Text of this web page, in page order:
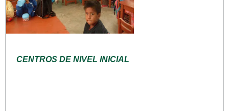
CENTROS DE NIVEL INICIAL